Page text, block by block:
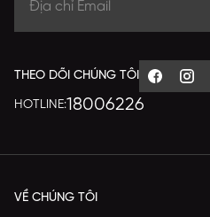
THEO DÕI CHÚNG TÔI
HOTLINE:18006226
VỀ CHÚNG TÔI